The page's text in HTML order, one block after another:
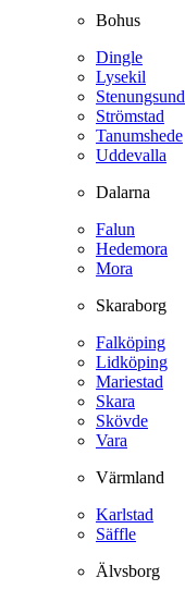
Bohus
Dingle
Lysekil
Stenungsund
Strömstad
Tanumshede
Uddevalla
Dalarna
Falun
Hedemora
Mora
Skaraborg
Falköping
Lidköping
Mariestad
Skara
Skövde
Vara
Värmland
Karlstad
Säffle
Älvsborg